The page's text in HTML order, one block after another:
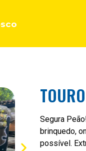
Segura
brinquedo,
possível.